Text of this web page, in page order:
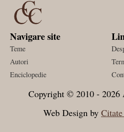
Navigare site
Teme
Autori
Enciclopedie
Copyright © 2010 - 2026
Web Design by